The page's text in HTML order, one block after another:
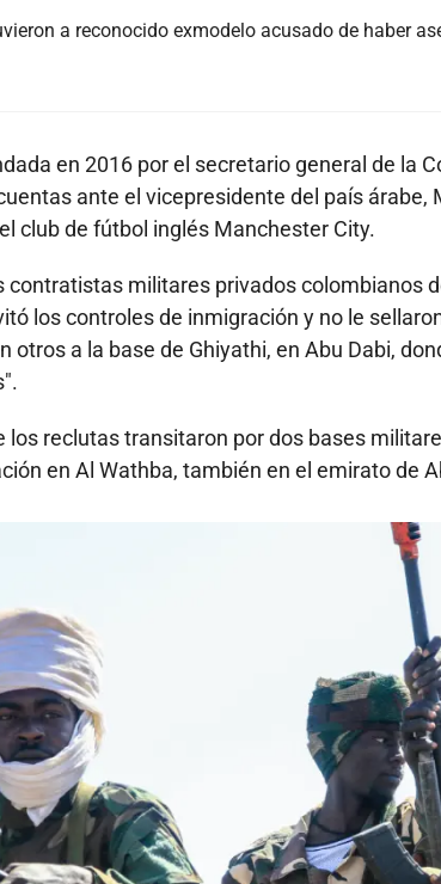
a reconocido exmodelo acusado de haber
en 2016 por el secretario general de la
ante el vicepresidente del país árabe,
club de fútbol inglés Manchester City.
contratistas militares privados colombianos
los controles de inmigración y no le
otros a la base de Ghiyathi, en Abu Dabi,
los reclutas transitaron por dos bases
en Al Wathba, también en el emirato de